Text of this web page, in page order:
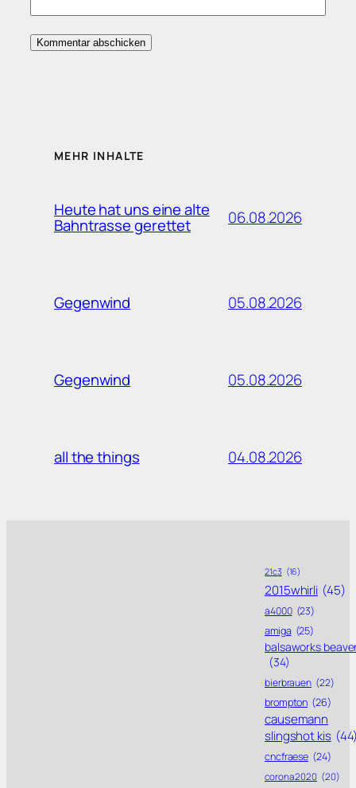
MEHR INHALTE
Heute hat uns eine alte
Bahntrasse gerettet 06.08.2026
Gegenwind 05.08.2026
Gegenwind 05.08.2026
all the things 04.08.2026
21c3 (16)
2015whirli (45)
a4000 (23)
amiga (25)
balsaworks
(34)
bierbrauen (22)
brompton (26)
causemann
slingshot kis
cncfraese (24)
corona 2020 (20)